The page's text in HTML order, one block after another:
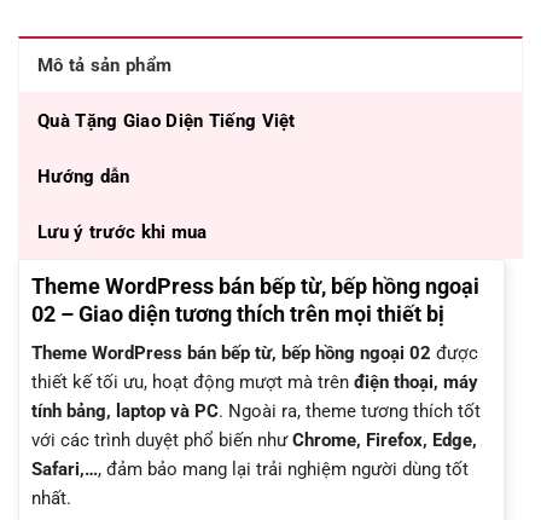
Mô tả sản phẩm
Quà Tặng Giao Diện Tiếng Việt
Hướng dẫn
Lưu ý trước khi mua
Theme WordPress bán bếp từ, bếp hồng ngoại
02 – Giao diện tương thích trên mọi thiết bị
Theme WordPress bán bếp từ, bếp hồng ngoại 02 được
thiết kế tối ưu, hoạt động mượt mà trên điện thoại, máy
tính bảng, laptop và PC. Ngoài ra, theme tương thích tốt
với các trình duyệt phổ biến nhưChrome, Firefox, Edge,
Safari,…, đảm bảo mang lại trải nghiệm người dùng tốt
nhất.